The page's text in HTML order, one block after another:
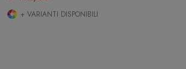
+ VARIANTI DISPONIBILI